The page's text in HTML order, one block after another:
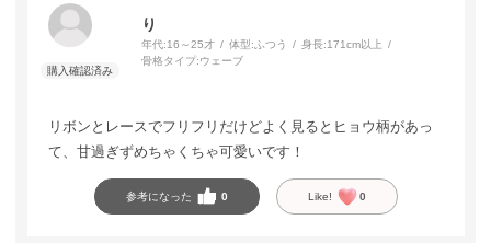
り
年代:16～25才 体型: ふつう 身長:171cm以上
骨格タイプ:ウェーブ
リボンとレースでフリフリだけどよく見るとヒョウ柄があっ
て、甘過ぎずめちゃくちゃ可愛いです！
参考になった 0 Like! 0